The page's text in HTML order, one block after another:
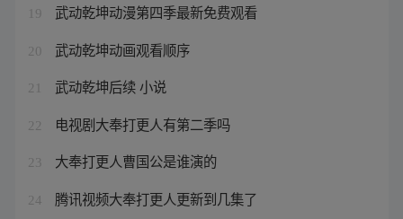
19 武动乾坤动漫第四季最新免费观看
20 武动乾坤动画观看顺序
21 武动乾坤后续 小说
22 电视剧大奉打更人有第二季吗
23 大奉打更人曹国公是谁演的
24 腾讯视频大奉打更人更新到几集了